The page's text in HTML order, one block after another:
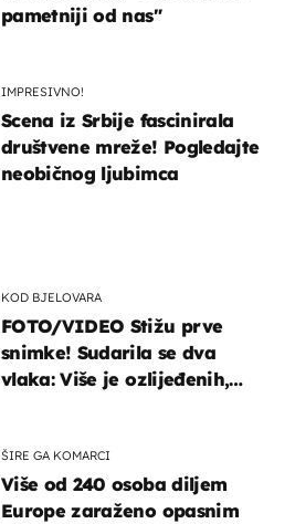
KOD BJELOVARA
FOTO/VIDEO Stižu prve
snimke! Sudarila se dva
vlaka: Više je ozlijeđenih,
ŠIRE GA KOMARCI
Više od 240 osoba diljem
Europe zaraženo opasnim
pametniji od nas"
IMPRESIVNO!
Scena iz Srbije fascinirala
društvene mreže! Pogledajte
neobičnog ljubimca